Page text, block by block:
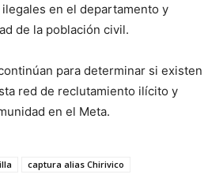
en el departamento y
de la población civil.
para determinar si existen
red de reclutamiento ilícito y
en el Meta.
captura alias Chirivico